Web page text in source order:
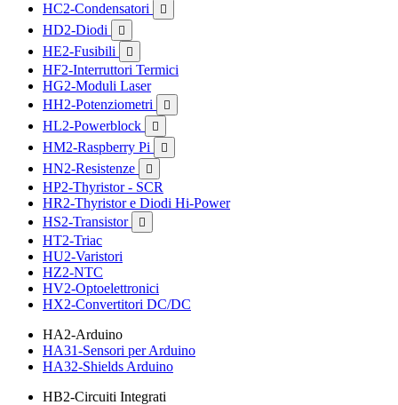
HC2-Condensatori 
HD2-Diodi 
HE2-Fusibili 
HF2-Interruttori Termici
HG2-Moduli Laser
HH2-Potenziometri

HL2-Powerblock 
HM2-Raspberry Pi 
HN2-Resistenze 
HP2-Thyristor - SCR
HR2-Thyristor e Diodi Hi-Power
HS2-Transistor

HT2-Triac
HU2-Varistori
HZ2-NTC
HV2-Optoelettronici
HX2-Convertitori DC/DC
HA2-Arduino
HA31-Sensori per Arduino
HA32-Shields Arduino
HB2-Circuiti Integrati